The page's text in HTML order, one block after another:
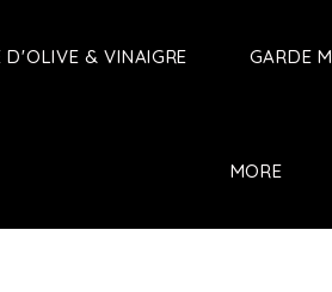
D'OLIVE & VINAIGRE GARDE
MORE